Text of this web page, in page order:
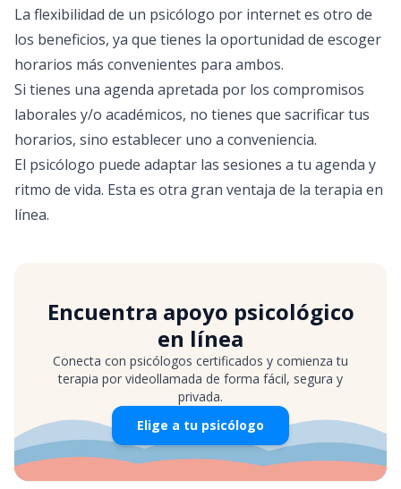
La flexibilidad de un psicólogo por internet es otro de
los beneficios, ya que tienes la oportunidad de escoger
horarios más convenientes para ambos.
Si tienes una agenda apretada por los compromisos
laborales y/o académicos, no tienes que sacrificar tus
horarios, sino establecer uno a conveniencia.
El psicólogo puede adaptar las sesiones a tu agenda y
ritmo de vida. Esta es otra gran ventaja de la terapia en
línea.
Encuentra apoyo psicológico
en línea
Conecta con psicólogos certificados y comienza tu
terapia por videollamada de forma fácil, segura y
privada.
Elige a tu psicólogo